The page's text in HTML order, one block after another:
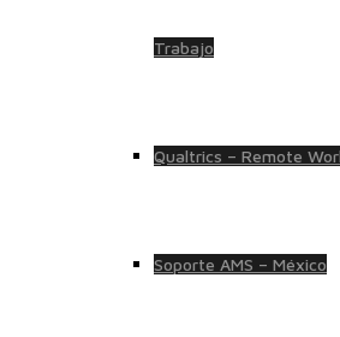
Trabajo
Qualtrics – Remote
Soporte AMS – México